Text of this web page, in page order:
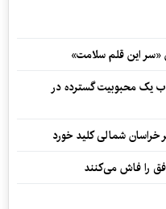
یک محبوبیت گسترده در
خراسان شمالی کلید خورد
را فاش می‌کنند